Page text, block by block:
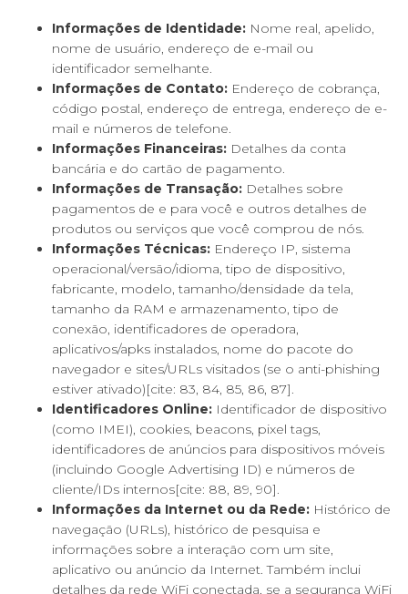
Informações de Identidade: Nome real, apelido,
nome de usuário, endereço de e-mail ou
identificador semelhante.
Informações de Contato: Endereço de cobrança,
código postal, endereço de entrega, endereço de e-
mail e números de telefone.
Informações Financeiras: Detalhes da conta
bancária e do cartão de pagamento.
Informações de Transação: Detalhes sobre
pagamentos de e para você e outros detalhes de
produtos ou serviços que você comprou de nós.
Informações Técnicas: Endereço IP, sistema
operacional/versão/idioma, tipo de dispositivo,
fabricante, modelo, tamanho/densidade da tela,
tamanho da RAM e armazenamento, tipo de
conexão, identificadores de operadora,
aplicativos/apks instalados, nome do pacote do
navegador e sites/URLs visitados (se o anti-phishing
estiver ativado)[cite: 83, 84, 85, 86, 87].
Identificadores Online: Identificador de dispositivo
(como IMEI), cookies, beacons, pixel tags,
identificadores de anúncios para dispositivos móveis
(incluindo Google Advertising ID) e números de
cliente/IDs internos[cite: 88, 89, 90].
Informações da Internet ou da Rede: Histórico de
navegação (URLs), histórico de pesquisa e
informações sobre a interação com um site,
aplicativo ou anúncio da Internet. Também inclui
detalhes da rede WiFi conectada, se a segurança WiFi